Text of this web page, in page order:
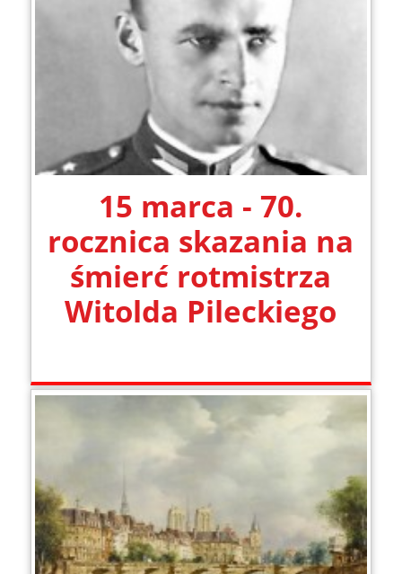
15 marca - 70.
rocznica skazania na
śmierć rotmistrza
Witolda Pileckiego